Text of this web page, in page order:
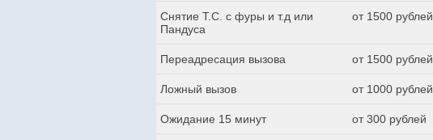
Снятие Т.С. с фуры и т.д или
Пандуса
от 1500 рублей
Переадресация вызова от 1500 рублей
Ложный вызов от 1000 рублей
Ожидание 15 минут от 300 рублей